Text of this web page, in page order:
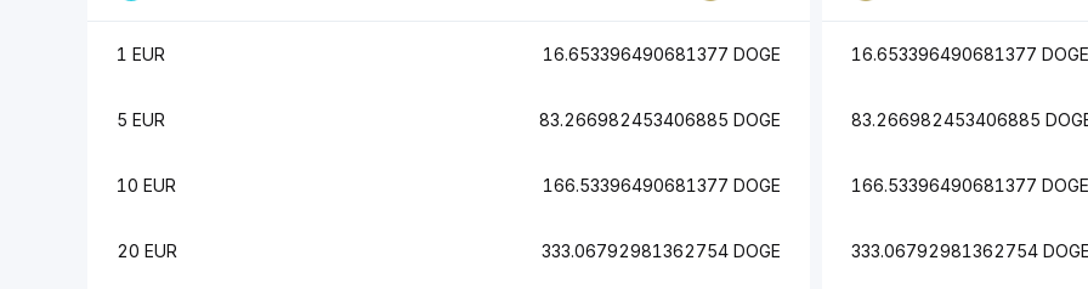
16.653396490681377 DOGE
83.266982453406885
166.53396490681377 DOGE
333.06792981362754 DOGE
1 EUR 16.653396490681377 DOGE
5 EUR 83.266982453406885 DOGE
10 EUR 166.53396490681377 DOGE
20 EUR 333.06792981362754 DOGE